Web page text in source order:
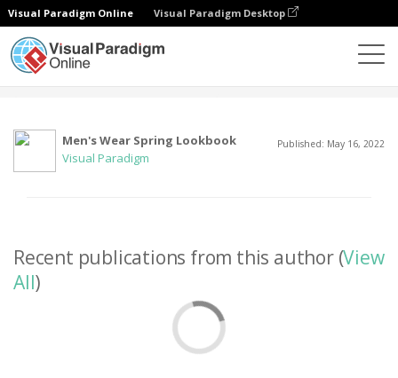
Visual Paradigm Online Visual Paradigm Desktop
Men's Wear Spring Lookbook
Visual Paradigm
Published: May 16, 2022
Recent publications from this author (View
All)